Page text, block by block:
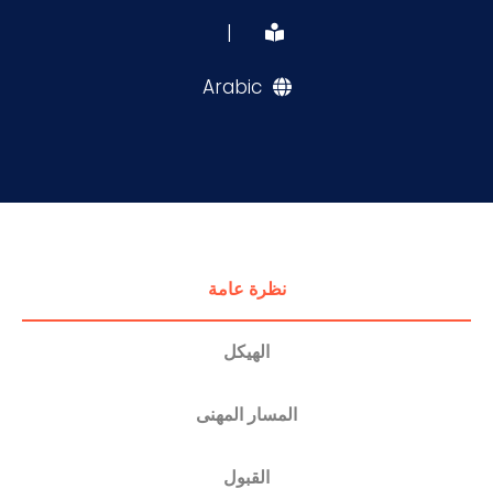
Arabic
نظرة عامة
الهيكل
المسار المهنى
القبول